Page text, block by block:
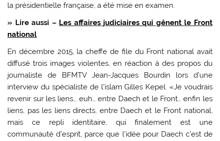
la présidentielle française, a été mise en examen.
» Lire aussi – Les affaires judiciaires qui gênent le Front
national
En décembre 2015, la cheffe de file du Front national avait
diffusé trois images violentes, en réaction à des propos du
journaliste de BFMTV Jean-Jacques Bourdin lors d’une
interview du spécialiste de l’islam Gilles Kepel. «Je voudrais
revenir sur les liens… euh… entre Daech et le Front… enfin les
liens, pas les liens directs, entre Daech et le Front national,
mais ce repli identitaire, qui finalement est une
communauté d’esprit, parce que l’idée pour Daech c’est de